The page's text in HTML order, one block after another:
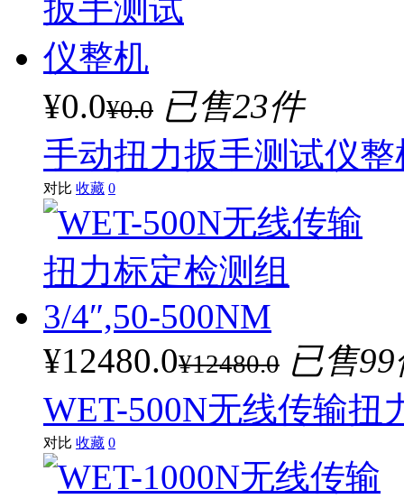
¥0.0¥0.0 已售23件
手动扭力扳手测试仪整
对比 收藏 0
¥12480.0¥12480.0 已售
WET-500N无线传输扭
对比 收藏 0